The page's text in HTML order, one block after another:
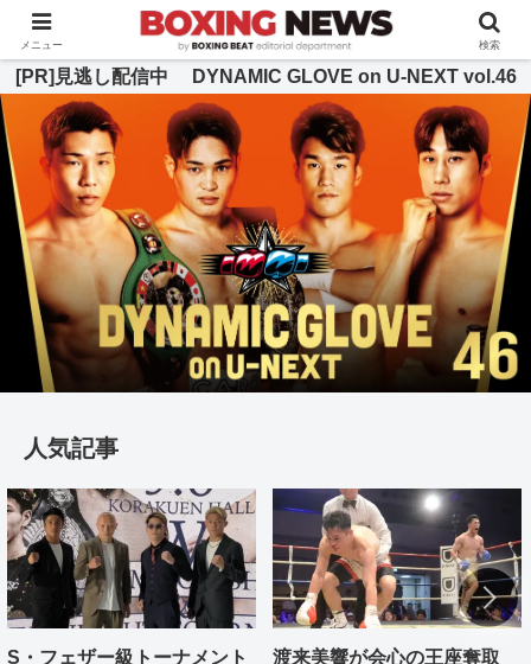
BOXING BEAT [ボクシング・ビート] 公式サイト
[PR]見逃し配信中 DYNAMIC GLOVE on U-NEXT vol.46
人気記事
S・フェザー級トーナメント
渡来美響が会心の王座奪取
メニュー 検索